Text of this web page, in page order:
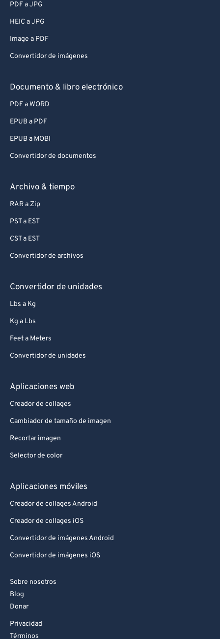
PDF a JPG
HEIC a JPG
Image a PDF
Convertidor de imágenes
Documento & libro electrónico
PDF a WORD
EPUB a PDF
EPUB a MOBI
Convertidor de documentos
Archivo & tiempo
RAR a Zip
PST a EST
CST a EST
Convertidor de archivos
Convertidor de unidades
Lbs a Kg
Kg a Lbs
Feet a Meters
Convertidor de unidades
Aplicaciones web
Creador de collages
Cambiador de tamaño de imagen
Recortar imagen
Selector de color
Aplicaciones móviles
Creador de collages Android
Creador de collages iOS
Convertidor de imágenes Android
Convertidor de imágenes iOS
Sobre nosotros
Blog
Donar
Privacidad
Términos